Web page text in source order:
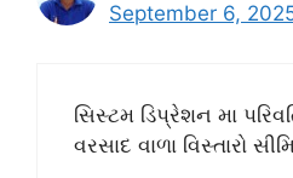
September 6,
સિસ્ટમ ડિપ્રેશન મા
વરસાદ વાળા વિસ્તારો